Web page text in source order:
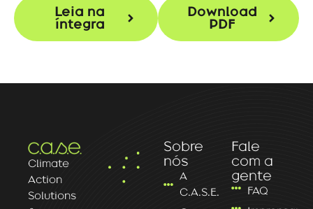
Leia na
íntegra
Download
PDF
Climate
Action
Solutions
Sobre
nós
A
C.A.S.E.
Fale
com a
gente
FAQ